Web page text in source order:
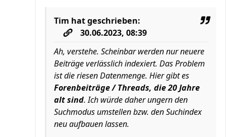
Tim hat geschrieben:
30.06.2023, 08:39
Ah, verstehe. Scheinbar werden nur neuere
Beiträge verlässlich indexiert. Das Problem
ist die riesen Datenmenge. Hier gibt es
Forenbeiträge / Threads, die 20 Jahre
alt sind. Ich würde daher ungern den
Suchmodus umstellen bzw. den Suchindex
neu aufbauen lassen.